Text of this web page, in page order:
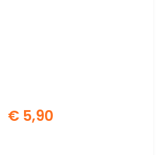
€ 5,90